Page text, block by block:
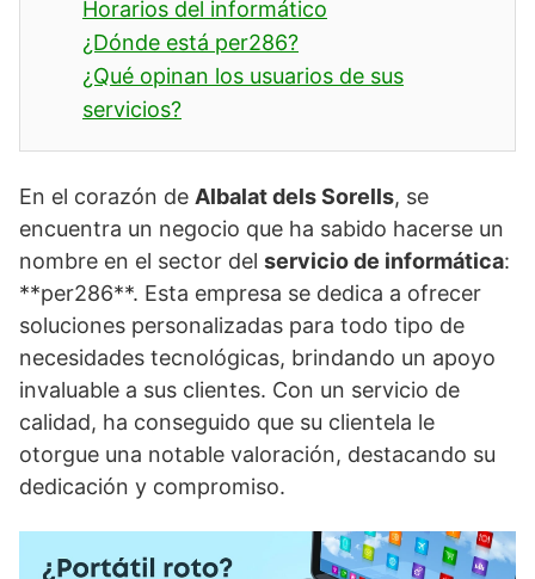
Horarios del informático
¿Dónde está per286?
¿Qué opinan los usuarios de sus
servicios?
En el corazón de Albalat dels Sorells, se
encuentra un negocio que ha sabido hacerse un
nombre en el sector del servicio de informática:
**per286**. Esta empresa se dedica a ofrecer
soluciones personalizadas para todo tipo de
necesidades tecnológicas, brindando un apoyo
invaluable a sus clientes. Con un servicio de
calidad, ha conseguido que su clientela le
otorgue una notable valoración, destacando su
dedicación y compromiso.